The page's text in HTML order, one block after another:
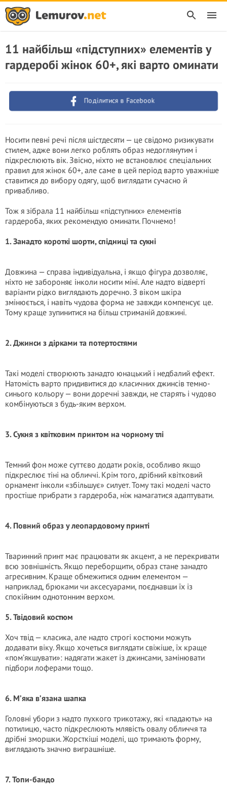
11 найбільш «підступних» елементів у
гардеробі жінок 60+, які варто оминати
Поділитися в Facebook
Носити певні речі після шістдесяти — це свідомо ризикувати
стилем, адже вони легко роблять образ недоглянутим і
підкреслюють вік. Звісно, ніхто не встановлює спеціальних
правил для жінок 60+, але саме в цей період варто уважніше
ставитися до вибору одягу, щоб виглядати сучасно й
привабливо.
Тож я зібрала 11 найбільш «підступних» елементів
гардероба, яких рекомендую оминати. Почнемо!
1. Занадто короткі шорти, спідниці та сукні
Довжина — справа індивідуальна, і якщо фігура дозволяє,
ніхто не забороняє інколи носити міні. Але надто відверті
варіанти рідко виглядають доречно. З віком шкіра
змінюється, і навіть чудова форма не завжди компенсує це.
Тому краще зупинитися на більш стриманій довжині.
2. Джинси з дірками та потертостями
Такі моделі створюють занадто юнацький і недбалий ефект.
Натомість варто придивитися до класичних джинсів темно-
синього кольору — вони доречні завжди, не старять і чудово
комбінуються з будь-яким верхом.
3. Сукня з квітковим принтом на чорному тлі
Темний фон може суттєво додати років, особливо якщо
підкреслює тіні на обличчі. Крім того, дрібний квітковий
орнамент інколи «збільшує» силует. Тому такі моделі часто
простіше прибрати з гардероба, ніж намагатися адаптувати.
4. Повний образ у леопардовому принті
Тваринний принт має працювати як акцент, а не перекривати
всю зовнішність. Якщо переборщити, образ стане занадто
агресивним. Краще обмежитися одним елементом —
наприклад, брюками чи аксесуарами, поєднавши їх із
спокійним однотонним верхом.
5. Твідовий костюм
Хоч твід — класика, але надто строгі костюми можуть
додавати віку. Якщо хочеться виглядати свіжіше, їх краще
«пом’якшувати»: надягати жакет із джинсами, замінювати
підбори лоферами тощо.
6. М’яка в’язана шапка
Головні убори з надто пухкого трикотажу, які «падають» на
потилицю, часто підкреслюють млявість овалу обличчя та
дрібні зморшки. Жорсткіші моделі, що тримають форму,
виглядають значно виграшніше.
7. Топи-бандо